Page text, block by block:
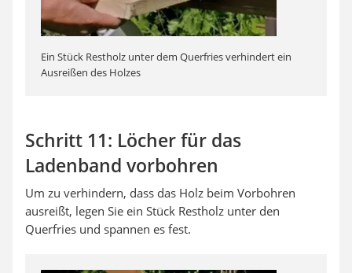
Ein Stück Restholz unter dem Querfries verhindert ein
Ausreißen des Holzes
Schritt 11: Löcher für das
Ladenband vorbohren
Um zu verhindern, dass das Holz beim Vorbohren
ausreißt, legen Sie ein Stück Restholz unter den
Querfries und spannen es fest.